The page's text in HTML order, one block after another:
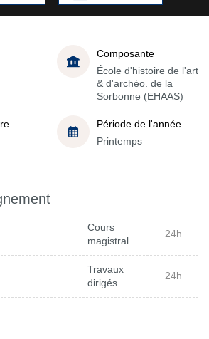
Composante
École d'histoire de l'art
& d'archéo. de la
Sorbonne (EHAAS)
Période de l'année
Printemps
Cours
magistral
24h
Travaux
dirigés
24h